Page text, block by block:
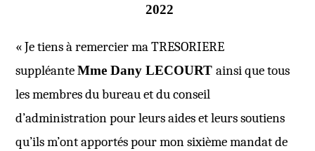
2022
« Je tiens à remercier ma TRESORIERE
suppléanteMme Dany LECOURTainsi que tous
les membres du bureau et du conseil
d’administration pour leurs aides et leurs soutiens
qu’ils m’ont apportés pour mon sixième mandat de